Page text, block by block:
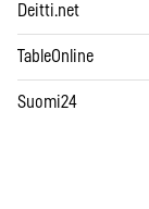
Deitti.net
TableOnline
Suomi24